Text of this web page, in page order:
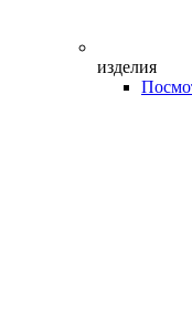
изделия